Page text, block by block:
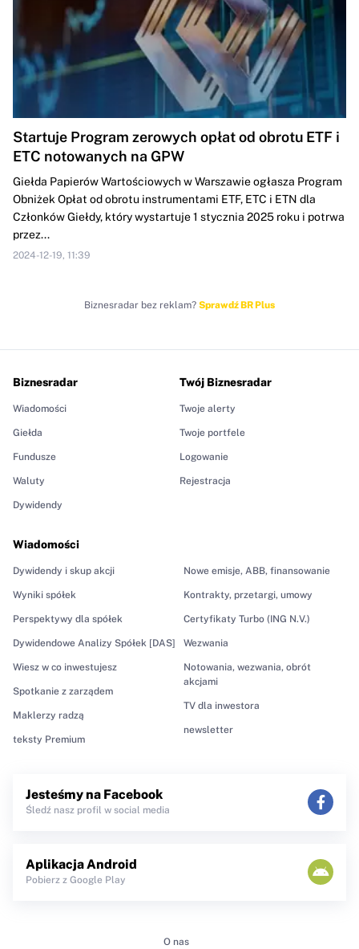
Startuje Program zerowych opłat od obrotu ETF i
ETC notowanych na GPW
Giełda Papierów Wartościowych w Warszawie ogłasza Program
Obniżek Opłat od obrotu instrumentami ETF, ETC i ETN dla
Członków Giełdy, który wystartuje 1 stycznia 2025 roku i potrwa
przez...
2024-12-19, 11:39
Biznesradar bez reklam? Sprawdź BR Plus
Biznesradar
Wiadomości
Giełda
Fundusze
Waluty
Dywidendy
Wiadomości
Dywidendy i skup akcji
Wyniki spółek
Perspektywy dla spółek
Dywidendowe Analizy Spółek [DAS]
Wiesz w co inwestujesz
Spotkanie z zarządem
Maklerzy radzą
teksty Premium
Nowe emisje, ABB, finansowanie
Kontrakty, przetargi, umowy
Certyfikaty Turbo (ING N.V.)
Wezwania
Notowania, wezwania, obrót
akcjami
TV dla inwestora
newsletter
Twój Biznesradar
Twoje alerty
Twoje portfele
Logowanie
Rejestracja
Jesteśmy na Facebook
Śledź nasz profil w social media
Aplikacja Android
Pobierz z Google Play
O nas